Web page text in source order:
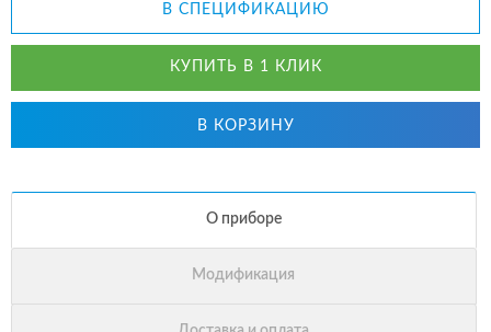
В СПЕЦИФИКАЦИЮ
КУПИТЬ В 1 КЛИК
В КОРЗИНУ